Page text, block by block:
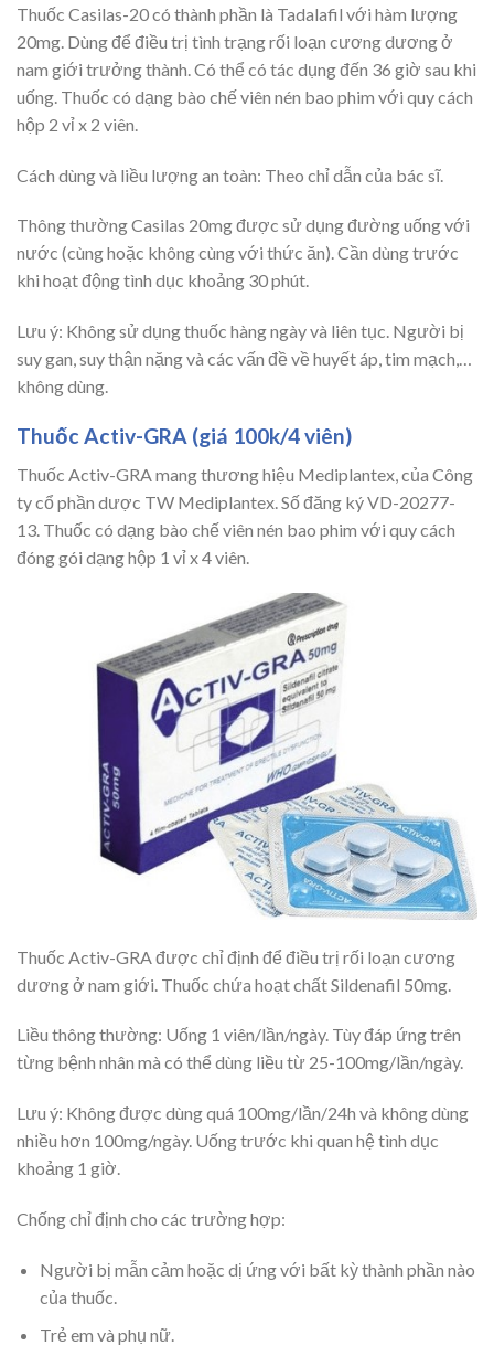
Thuốc Casilas-20 có thành phần là Tadalafil với hàm lượng
20mg. Dùng để điều trị tình trạng rối loạn cương dương ở
nam giới trưởng thành. Có thể có tác dụng đến 36 giờ sau khi
uống. Thuốc có dạng bào chế viên nén bao phim với quy cách
hộp 2 vỉ x 2 viên.
Cách dùng và liều lượng an toàn: Theo chỉ dẫn của bác sĩ.
Thông thường Casilas 20mg được sử dụng đường uống với
nước (cùng hoặc không cùng với thức ăn). Cần dùng trước
khi hoạt động tình dục khoảng 30 phút.
Lưu ý: Không sử dụng thuốc hàng ngày và liên tục. Người bị
suy gan, suy thận nặng và các vấn đề về huyết áp, tim mạch,…
không dùng.
Thuốc Activ-GRA (giá 100k/4 viên)
Thuốc Activ-GRA mang thương hiệu Mediplantex, của Công
ty cổ phần dược TW Mediplantex. Số đăng ký VD-20277-
13. Thuốc có dạng bào chế viên nén bao phim với quy cách
đóng gói dạng hộp 1 vỉ x 4 viên.
Thuốc Activ-GRA được chỉ định để điều trị rối loạn cương
dương ở nam giới. Thuốc chứa hoạt chất Sildenafil 50mg.
Liều thông thường: Uống 1 viên/lần/ngày. Tùy đáp ứng trên
từng bệnh nhân mà có thể dùng liều từ 25-100mg/lần/ngày.
Lưu ý: Không được dùng quá 100mg/lần/24h và không dùng
nhiều hơn 100mg/ngày. Uống trước khi quan hệ tình dục
khoảng 1 giờ.
Chống chỉ định cho các trường hợp:
Người bị mẫn cảm hoặc dị ứng với bất kỳ thành phần nào
của thuốc.
Trẻ em và phụ nữ.